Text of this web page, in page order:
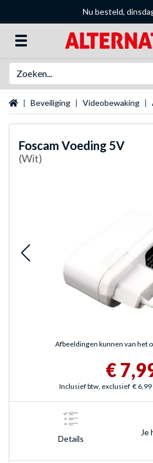
Nu besteld,
StartpaginaBeveiliging Videobewaking
Foscam Voeding 5V
(Wit)
Afbeeldingen kunnen van het
€
Inclusief btw, exclusief € 6,99
Details
Je